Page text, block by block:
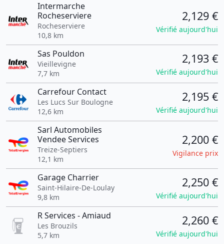
Intermarche
Rocheserviere
Rocheserviere
10,8 km
2,129 €
Vérifié aujourd'hui
Sas Pouldon
Vieillevigne
7,7 km
2,193 €
Vérifié aujourd'hui
Carrefour Contact
Les Lucs Sur Boulogne
12,6 km
2,195 €
Vérifié aujourd'hui
Sarl Automobiles
Vendee Services
Treize-Septiers
12,1 km
2,200 €
Vigilance prix
Garage Charrier
Saint-Hilaire-De-Loulay
9,8 km
2,250 €
Vérifié aujourd'hui
R Services - Amiaud
Les Brouzils
5,7 km
2,260 €
Vérifié aujourd'hui